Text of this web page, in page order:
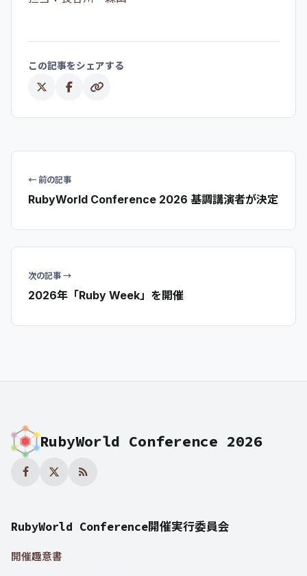
この記事をシェアする
← 前の記事
RubyWorld Conference 2026 基調講演者が決定
次の記事 →
2026年「Ruby Week」を開催
RubyWorld Conference 2026
RubyWorld Conference開催実行委員会
開催趣意書